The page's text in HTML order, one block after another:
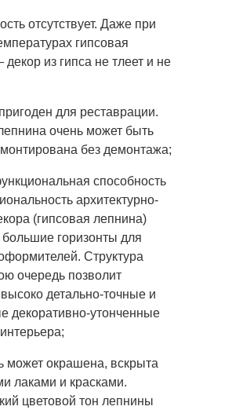
отсутствует. Даже при
гипсовая
из гипса не тлеет и не
для реставрации.
очень может быть
без демонтажа;
способность
архитектурно-
(гипсовая лепнина)
большие горизонты для
Структура
очередь позволит
детально-точные и
декоративно-утонченные
может окрашена, вскрыта
лаками и красками.
цветовой тон лепнины